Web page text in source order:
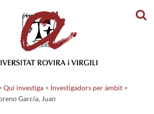
Qui investiga > Investigadors per àmbit >
García, Juan